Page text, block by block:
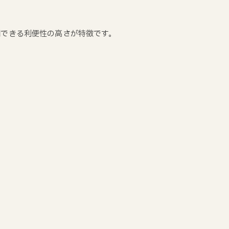
る利便性の高さが特徴です。